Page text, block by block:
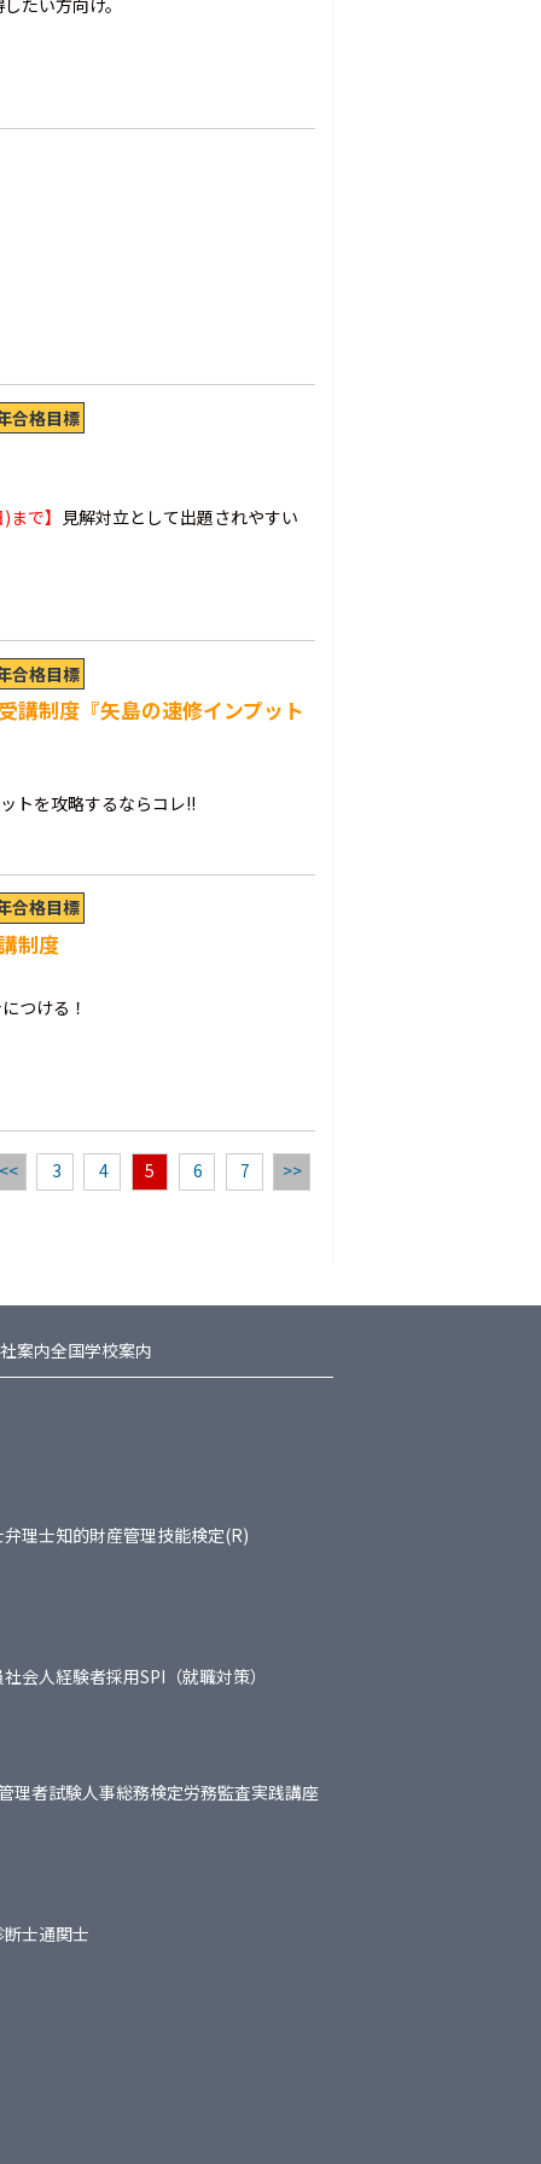
たい方向け。
合格目標
で】 見解対立として出題されやすい
合格目標
講制度『矢島の速修インプット
トを攻略するならコレ!!
合格目標
制度
つける！
<< 3 4 5 6 7 >>
案内全国学校案内
弁理士知的財産管理技能検定(R)
社会人経験者採用SPI（就職対策）
理者試験人事総務検定労務監査実践講座
士通関士